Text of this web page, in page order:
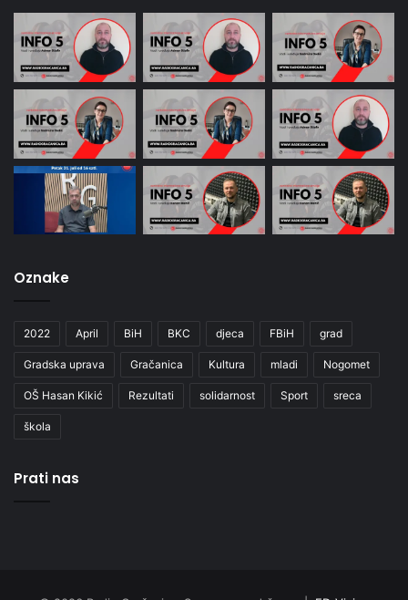
Oznake
2022 April BiH BKC djeca FBiH grad
Gradska uprava Gračanica Kultura mladi Nogomet
OŠ Hasan Kikić Rezultati solidarnost Sport sreca
škola
Prati nas